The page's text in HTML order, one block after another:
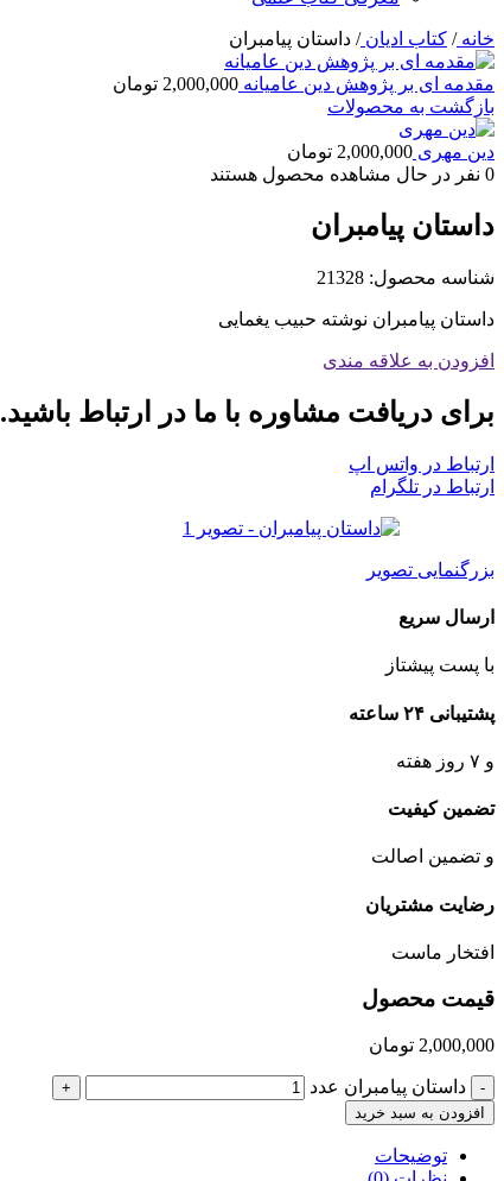
خانه/ کتاب ادیان/ داستان پیامبران
مقدمه ای بر پژوهش دین عامیانه 2,000,000 تومان
بازگشت به محصولات
دین مهری 2,000,000 تومان
0 نفر در حال مشاهده محصول هستند
داستان پیامبران
شناسه محصول: 21328
داستان پیامبران نوشته حبیب یغمایی
افزودن به علاقه مندی
برای دریافت مشاوره با ما در ارتباط باشید.
ارتباط در واتس اپ
ارتباط در تلگرام
بزرگنمایی تصویر
ارسال سریع
با پست پیشتاز
پشتیبانی ۲۴ ساعته
و ۷ روز هفته
تضمین کیفیت
و تضمین اصالت
رضایت مشتریان
افتخار ماست
قیمت محصول
2,000,000 تومان
- داستان پیامبران عدد
+
افزودن به سبد خرید
توضیحات